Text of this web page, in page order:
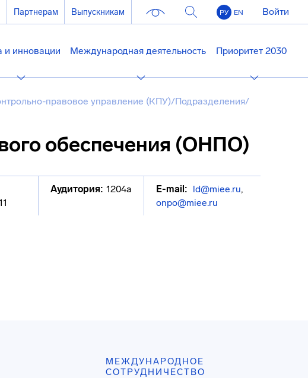
Партнерам Выпускникам РУ EN Войти
и инновации Международная деятельность Приоритет 2030
правовое управление (КПУ)/Подразделения/
обеспечения (ОНПО)
Аудитория: 1204а E-mail: ld@miee.ru,
onpo@miee.ru
МЕЖДУНАРОДНОЕ
СОТРУДНИЧЕСТВО